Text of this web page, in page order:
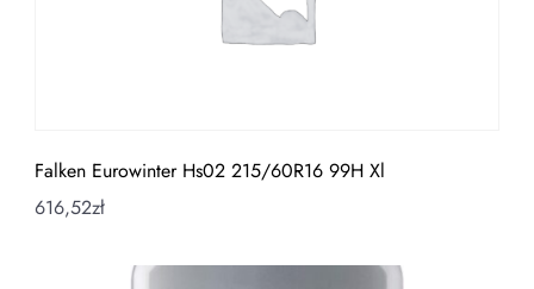
Falken Eurowinter Hs02 215/60R16 99H Xl
616,52zł